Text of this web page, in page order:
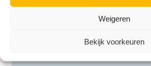
Weigeren
Bekijk voorkeuren